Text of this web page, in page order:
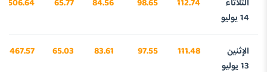
الثلاثاء
14 يوليو
112.74
98.65
84.56
65.77
3506.64
الإثنين
13 يوليو
111.48
97.55
83.61
65.03
3467.57